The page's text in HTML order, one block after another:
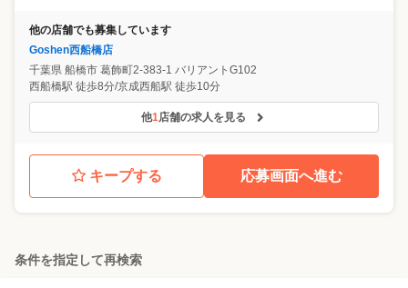
他の店舗でも募集しています
Goshen西船橋店
千葉県 船橋市 葛飾町2-383-1 バリアントG102
西船橋駅 徒歩8分/京成西船駅 徒歩10分
他1店舗の求人を見る
キープする 応募画面へ進む
条件を指定して再検索